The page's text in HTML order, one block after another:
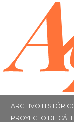
ARCHIVO
PROYECTO DE